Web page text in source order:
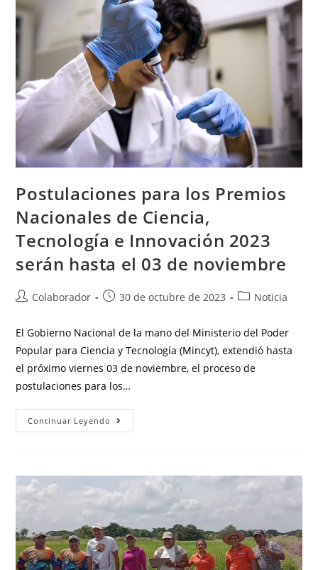
Postulaciones para los Premios
Nacionales de Ciencia,
Tecnología e Innovación 2023
serán hasta el 03 de noviembre
Colaborador 30 de octubre de 2023 Noticia
El Gobierno Nacional de la mano del Ministerio del Poder
Popular para Ciencia y Tecnología (Mincyt), extendió hasta
el próximo viernes 03 de noviembre, el proceso de
postulaciones para los…
Continuar Leyendo